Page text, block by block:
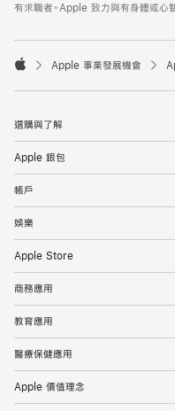
有求職者。Apple 致力與有身體或心

Apple 事業發展機會
選購與了解
Apple 銀包
帳戶
娛樂
Apple Store
商務應用
教育應用
醫療保健應用
Apple 價值理念